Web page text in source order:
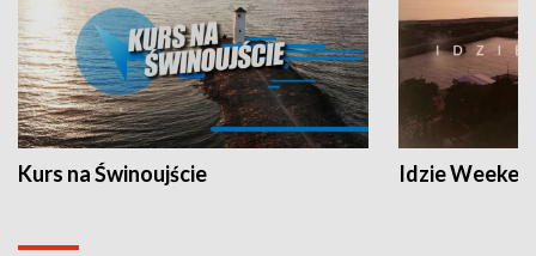
Kurs na Świnoujście Idzie